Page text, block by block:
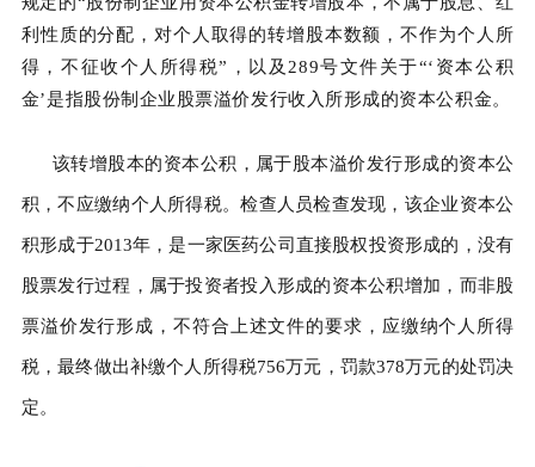
利性质的分配，对个人取得的转增股本数额，不作为个人所
得，不征收个人所得税”，以及289号文件关于“‘资本公积
金’是指股份制企业股票溢价发行收入所形成的资本公积金。
该转增股本的资本公积，属于股本溢价发行形成的资本公
积，不应缴纳个人所得税。检查人员检查发现，该企业资本公
积形成于2013年，是一家医药公司直接股权投资形成的，没有
股票发行过程，属于投资者投入形成的资本公积增加，而非股
票溢价发行形成，不符合上述文件的要求，应缴纳个人所得
税，最终做出补缴个人所得税756万元，罚款378万元的处罚决
定。